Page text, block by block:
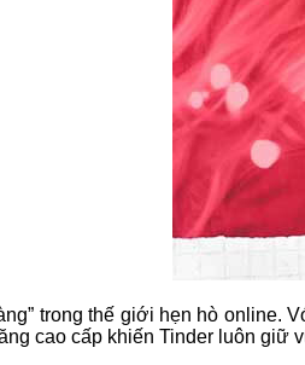
trong thế giới hẹn hò online.
cao cấp khiến Tinder luôn giữ